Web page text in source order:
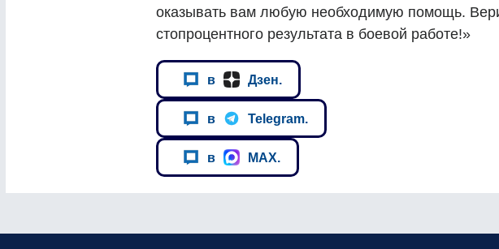
оказывать вам любую необходимую помощь.
стопроцентного результата в боевой работе!»
в Дзен.
в Telegram.
в MAX.